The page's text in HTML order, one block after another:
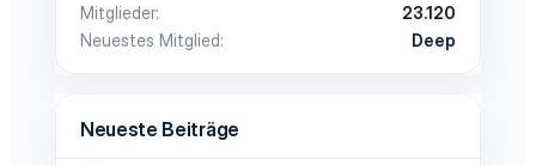
Mitglieder
23.120
Neuestes Mitglied
Deep
Neueste Beiträge